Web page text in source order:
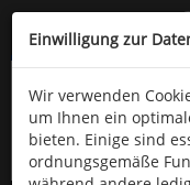
Kompletten Head
Einwilligung zur
Wir verwenden
um Ihnen ein
bieten. Einige sind
ordnungsgemäße